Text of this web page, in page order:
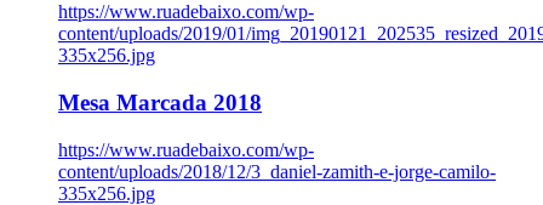
https://www.ruadebaixo.com/wp-
content/uploads/2019/01/
335x256.jpg
Mesa Marcada 2018
https://www.ruadebaixo.com/wp-
content/uploads/2018/12/3_daniel-zamith-e-jorge-camilo-
335x256.jpg